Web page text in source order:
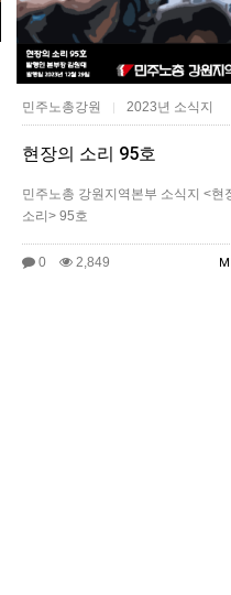
민주노총강원 | 2023년 소식지
현장의 소리 95호
민주노총 강원지역본부 소식지 <현
소리> 95호
0 2,849